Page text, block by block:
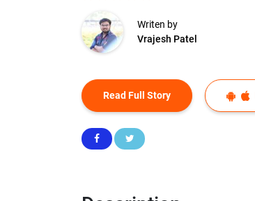
Writen by
Vrajesh Patel
Read Full Story